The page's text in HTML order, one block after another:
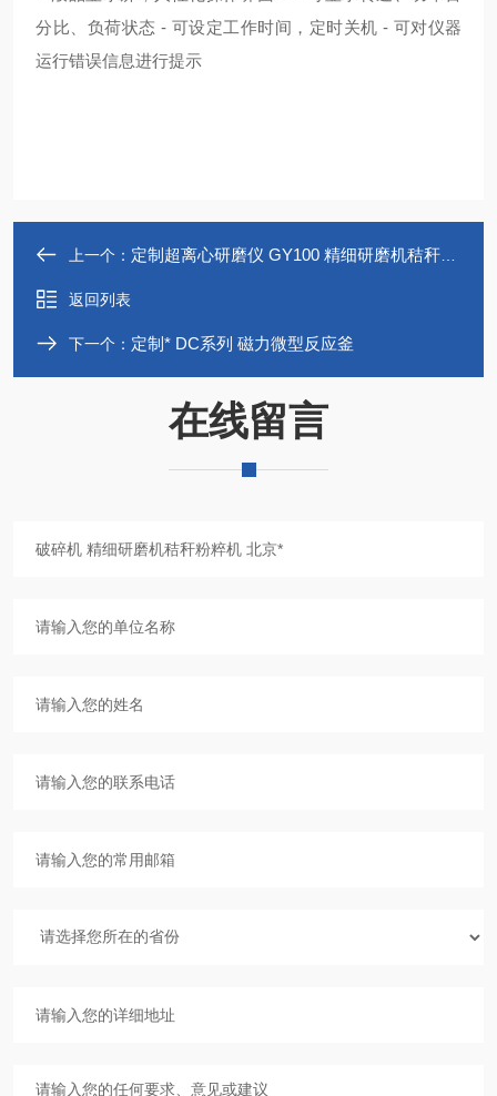
分比、负荷状态 - 可设定工作时间，定时关机 - 可对仪器
运行错误信息进行提示
上一个： 定制超离心研磨仪 GY100 精细研磨机秸秆粉粹机*
返回列表
下一个： 定制* DC系列 磁力微型反应釜
在线留言